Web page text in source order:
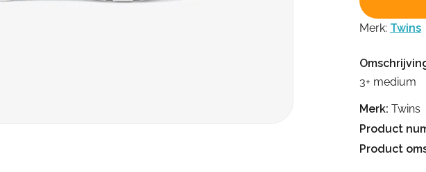
Merk: Twins
3+ medium
Merk: Twins
Product
Product